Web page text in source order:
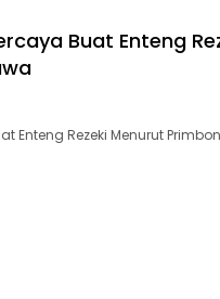
Buat Enteng
Enteng Rezeki Menurut